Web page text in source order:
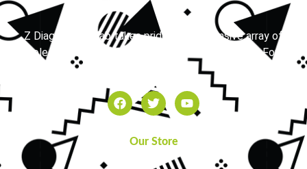
Z Diagnostics Lab takes pride in its extensive array of
molecular testing services available in the Dallas-Fort
Our Store